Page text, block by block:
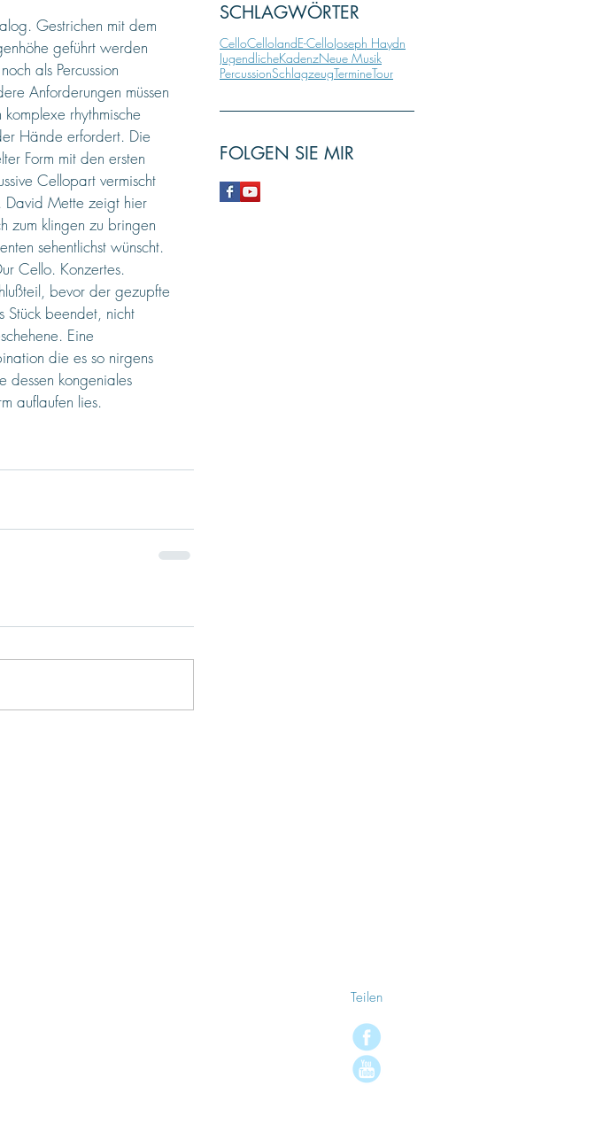
Gestrichen mit dem
geführt werden
als Percussion
Anforderungen müssen
rhythmische
Hände erfordert. Die
Form mit den ersten
Cellopart vermischt
David Mette zeigt hier
zum klingen zu bringen
sehentlichst wünscht.
Cello. Konzertes.
bevor der gezupfte
Stück beendet, nicht
Eine
die es so nirgens
dessen kongeniales
auflaufen lies.
SCHLAGWÖRTER
CelloCellolandE-CelloJoseph Haydn
JugendlicheKadenzNeue Musik
PercussionSchlagzeugTermineTour
FOLGEN SIE MIR
Teilen